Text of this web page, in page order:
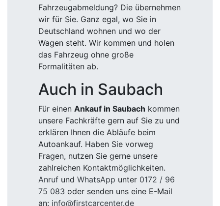
Fahrzeugabmeldung? Die übernehmen
wir für Sie. Ganz egal, wo Sie in
Deutschland wohnen und wo der
Wagen steht. Wir kommen und holen
das Fahrzeug ohne große
Formalitäten ab.
Auch in Saubach
Für einen Ankauf in Saubach kommen
unsere Fachkräfte gern auf Sie zu und
erklären Ihnen die Abläufe beim
Autoankauf. Haben Sie vorweg
Fragen, nutzen Sie gerne unsere
zahlreichen Kontaktmöglichkeiten.
Anruf und WhatsApp unter 0172 / 96
75 083 oder senden uns eine E-Mail
an: info@firstcarcenter.de